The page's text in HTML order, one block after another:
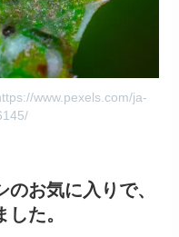
www.pexels.com/ja-
お気に入りで、
した。